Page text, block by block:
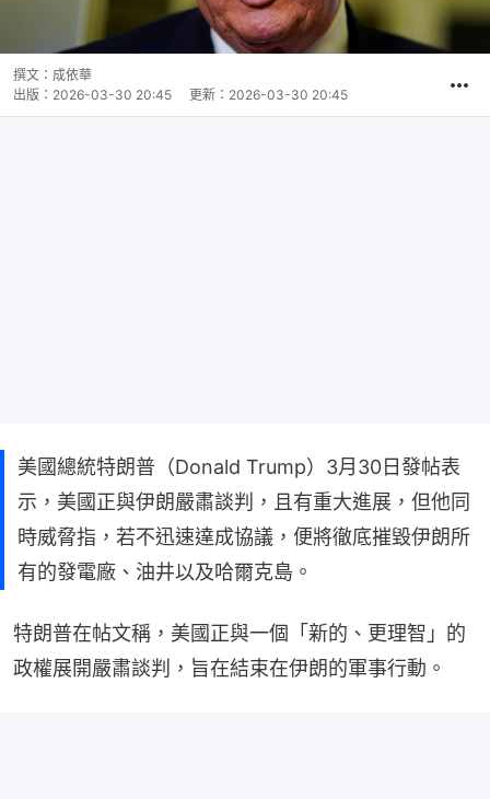
撰文： 成依華
出版： 2026-03-30 20:45 更新： 2026-03-30 20:45
美國總統特朗普（Donald Trump）3月30日發帖表
示，美國正與伊朗嚴肅談判，且有重大進展，但他同
時威脅指，若不迅速達成協議，便將徹底摧毀伊朗所
有的發電廠、油井以及哈爾克島。
特朗普在帖文稱，美國正與一個「新的、更理智」的
政權展開嚴肅談判，旨在結束在伊朗的軍事行動。